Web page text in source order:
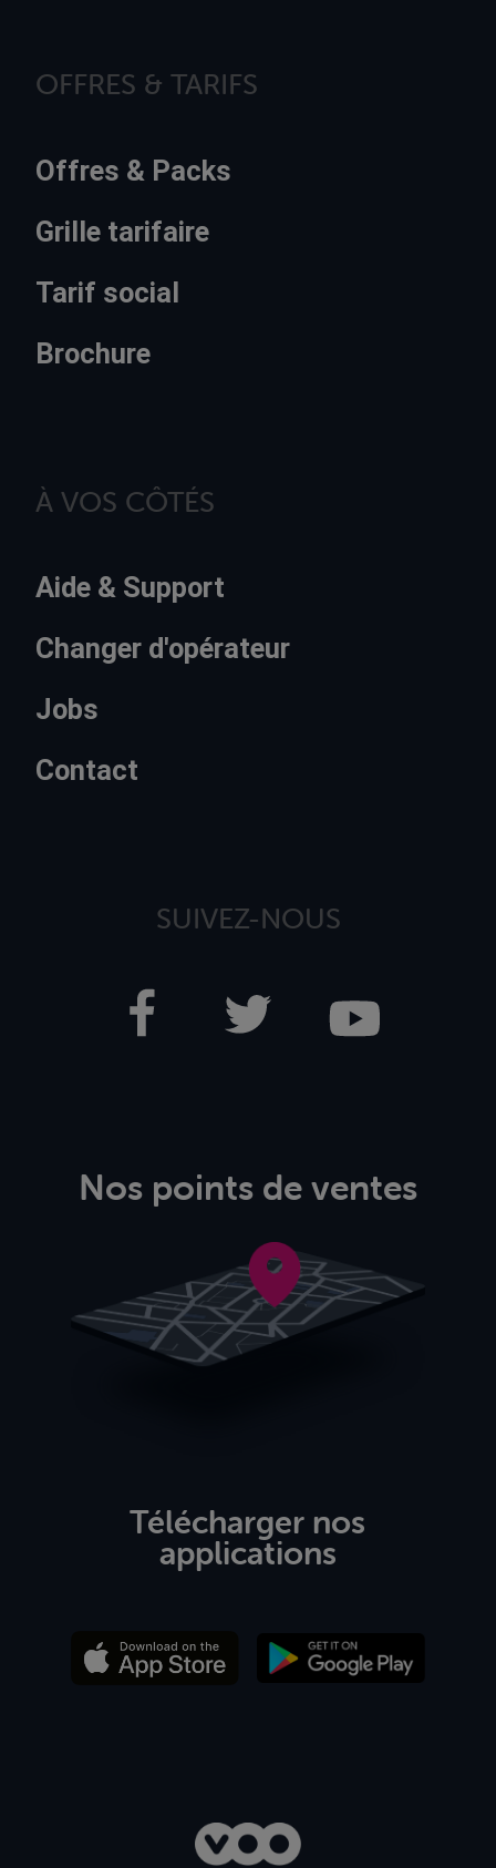
OFFRES & TARIFS
Offres & Packs
Grille tarifaire
Tarif social
Brochure
À VOS CÔTÉS
Aide & Support
Changer d'opérateur
Jobs
Contact
SUIVEZ-NOUS
Nos points de ventes
Télécharger nos
applications